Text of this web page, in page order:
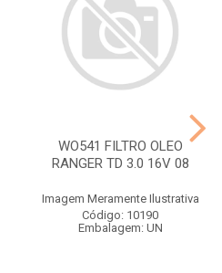
WO541 FILTRO OLEO
RANGER TD 3.0 16V 08
Imagem Meramente Ilustrativa
Código: 10190
Embalagem: UN